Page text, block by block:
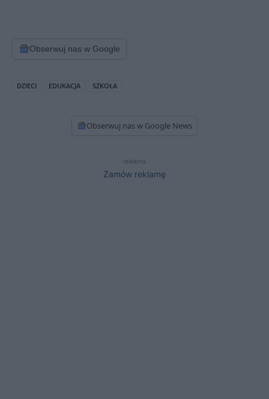
Obserwuj nas w Google
DZIECI EDUKACJA SZKOŁA
Obserwuj nas w Google News
reklama
Zamów reklamę